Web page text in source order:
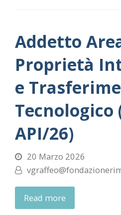
Addetto
Proprietà
e
Tecnologico
API/26)
20 Marzo 2026
Read more